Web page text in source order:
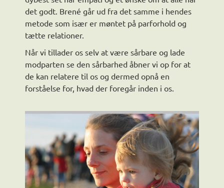
det godt. Brené går ud fra det samme i hendes
metode som især er møntet på parforhold og
tætte relationer.
Når vi tillader os selv at være sårbare og lade
modparten se den sårbarhed åbner vi op for at
de kan relatere til os og dermed opnå en
forståelse for, hvad der foregår inden i os.